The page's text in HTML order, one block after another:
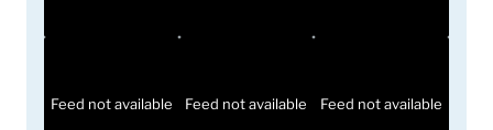
Feed not available Feed not available Feed not available